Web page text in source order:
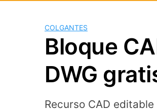
COLGANTES
Bloque
DWG
Recurso CAD